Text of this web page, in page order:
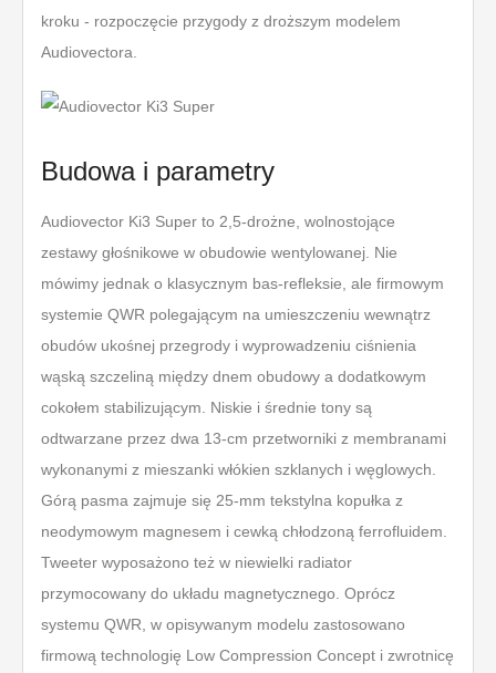
kroku - rozpoczęcie przygody z droższym modelem
Audiovectora.
Budowa i parametry
Audiovector Ki3 Super to 2,5-drożne, wolnostojące
zestawy głośnikowe w obudowie wentylowanej. Nie
mówimy jednak o klasycznym bas-refleksie, ale firmowym
systemie QWR polegającym na umieszczeniu wewnątrz
obudów ukośnej przegrody i wyprowadzeniu ciśnienia
wąską szczeliną między dnem obudowy a dodatkowym
cokołem stabilizującym. Niskie i średnie tony są
odtwarzane przez dwa 13-cm przetworniki z membranami
wykonanymi z mieszanki włókien szklanych i węglowych.
Górą pasma zajmuje się 25-mm tekstylna kopułka z
neodymowym magnesem i cewką chłodzoną ferrofluidem.
Tweeter wyposażono też w niewielki radiator
przymocowany do układu magnetycznego. Oprócz
systemu QWR, w opisywanym modelu zastosowano
firmową technologię Low Compression Concept i zwrotnicę